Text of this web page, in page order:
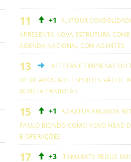
+1
FLYTOUR
APRESENTA NOVA ESTRUTURA
AGENDA NACIONAL COM AGENTES
ATLETAS E EMPRESAS DO
DEDICADOS AOS ESPORTES VÃO TE
REVISTA PANROTAS
+1
AGAXTUR ANUNCIA
PAULO BIONDO COMO NOVO HEAD
E OPERAÇÕES
+3 ITAMARATY REDUZ